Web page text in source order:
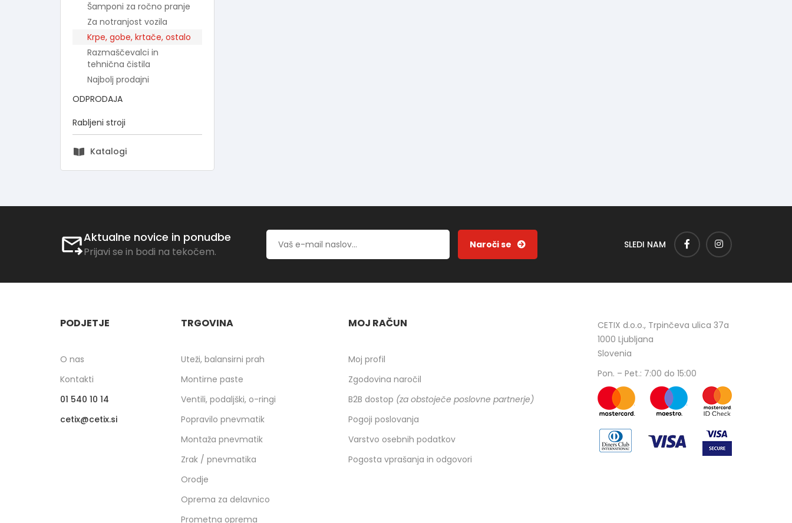
Šamponi za ročno pranje
Za notranjost vozila
Krpe, gobe, krtače, ostalo
Razmaščevalci in
tehnična čistila
Najbolj prodajni
ODPRODAJA
Rabljeni stroji
Katalogi
Aktualne novice in ponudbe
Prijavi se in bodi na tekočem.
SLEDI NAM
PODJETJE
O nas
Kontakti
01 540 10 14
cetix
cetix.si
TRGOVINA
Uteži, balansirni prah
Montirne paste
Ventili, podaljški, o-ringi
Popravilo pnevmatik
Montaža pnevmatik
Zrak / pnevmatika
Orodje
Oprema za delavnico
Prometna oprema
MOJ RAČUN
Moj profil
Zgodovina naročil
B2B dostop (za obstoječe poslovne partnerje)
Pogoji poslovanja
Varstvo osebnih podatkov
Pogosta vprašanja in odgovori
CETIX d.o.o., Trpinčeva ulica 37a
1000 Ljubljana
Slovenia
Pon. – Pet.: 7:00 do 15:00